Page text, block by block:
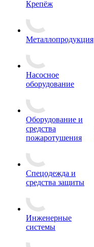
Крепёж
Металлопродукция
Насосное
оборудование
Оборудование и
средства
пожаротушения
Спецодежда и
средства защиты
Инженерные
системы